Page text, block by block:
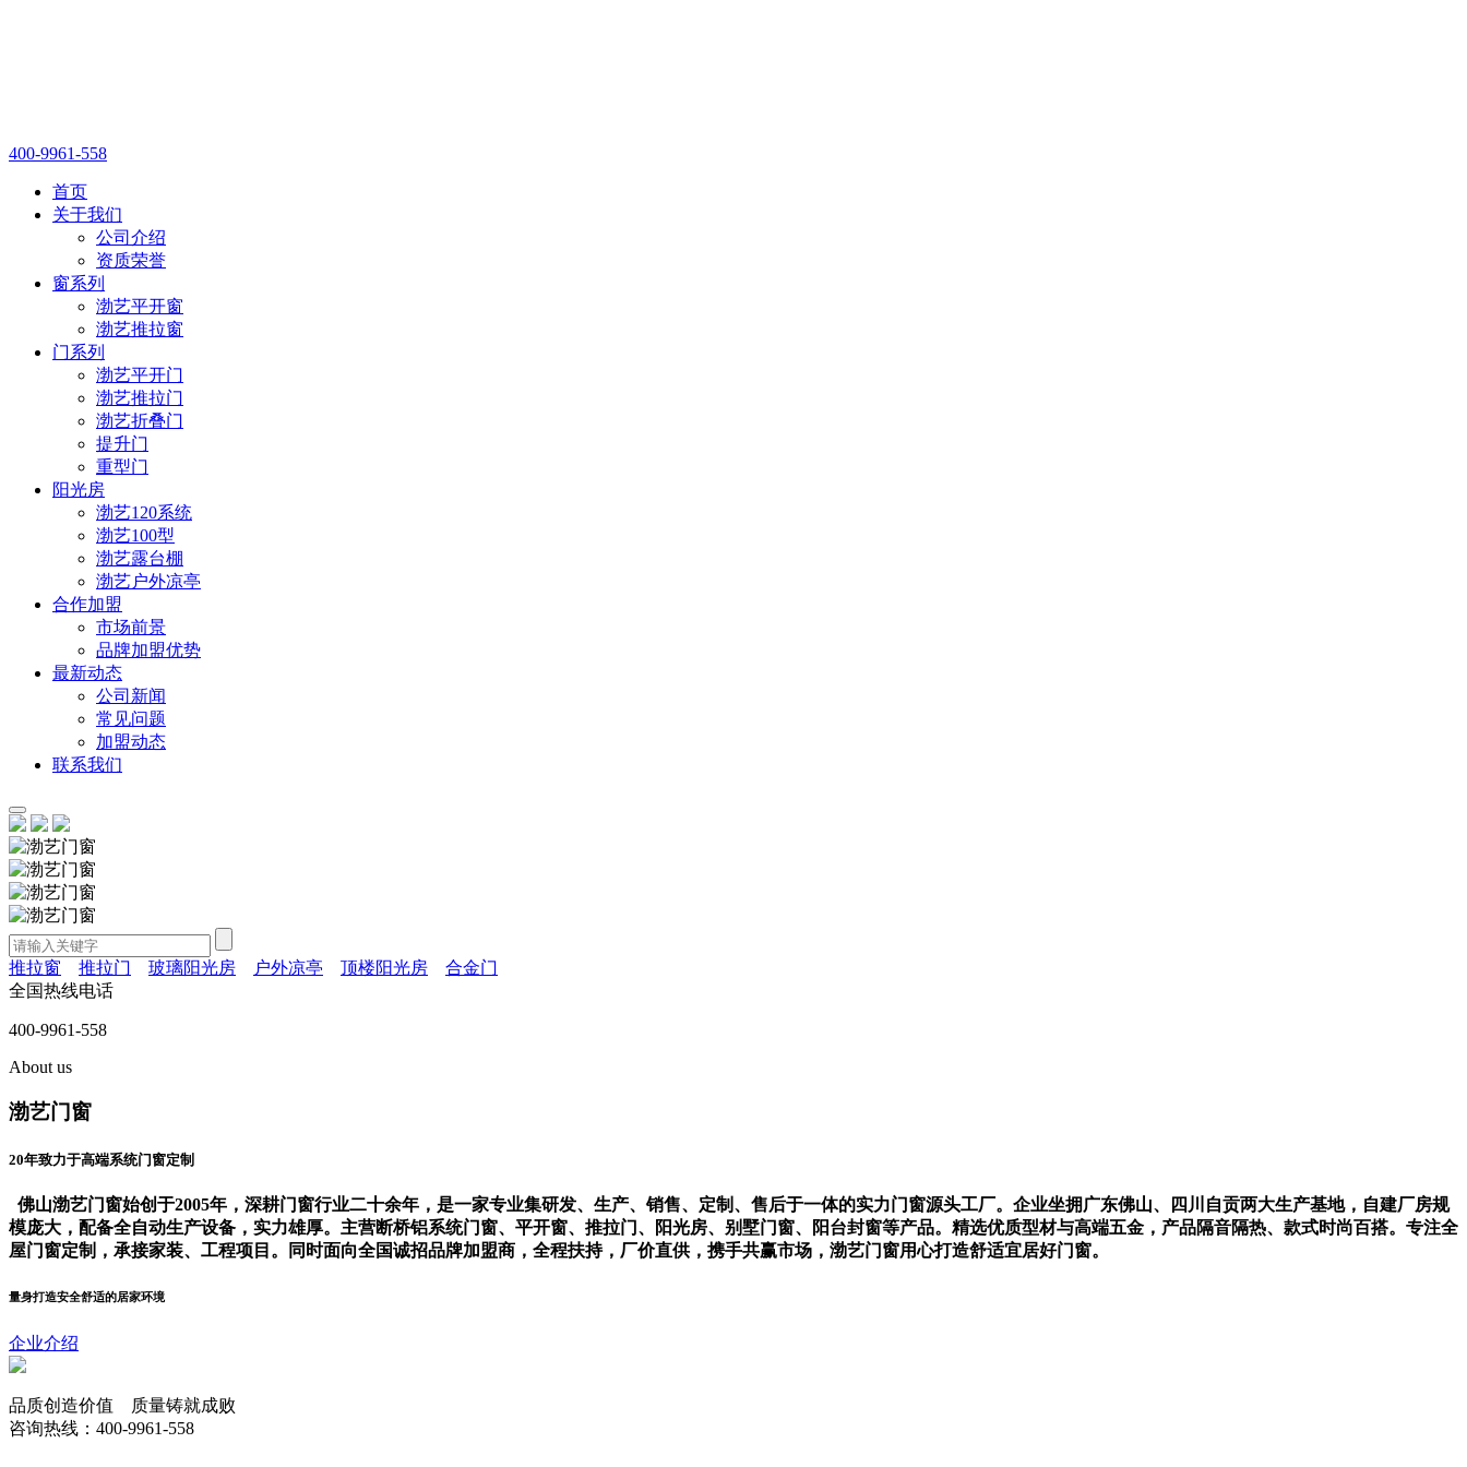
400-9961-558
首页
关于我们
公司介绍
资质荣誉
窗系列
渤艺平开窗
渤艺推拉窗
门系列
渤艺平开门
渤艺推拉门
渤艺折叠门
提升门
重型门
阳光房
渤艺120系统
渤艺100型
渤艺露台棚
渤艺户外凉亭
合作加盟
市场前景
品牌加盟优势
最新动态
公司新闻
常见问题
加盟动态
联系我们
推拉窗 推拉门 玻璃阳光房 户外凉亭 顶楼阳光房
合金门
全国热线电话
400-9961-558
About us
渤艺门窗
20年致力于高端系统门窗定制
佛山渤艺门窗始创于2005年，深耕门窗行业二十余年，是一家专业集研发、生产、销售、定制、售后于一体的实力门窗源头工厂。企业坐拥广东佛山、四川自贡两大生产基地，自建厂房规
模庞大，配备全自动生产设备，实力雄厚。主营断桥铝系统门窗、平开窗、推拉门、阳光房、别墅门窗、阳台封窗等产品。精选优质型材与高端五金，产品隔音隔热、款式时尚百搭。专注全
屋门窗定制，承接家装、工程项目。同时面向全国诚招品牌加盟商，全程扶持，厂价直供，携手共赢市场，渤艺门窗用心打造舒适宜居好门窗。
量身打造安全舒适的居家环境
企业介绍
品质创造价值 质量铸就成败
咨询热线：400-9961-558